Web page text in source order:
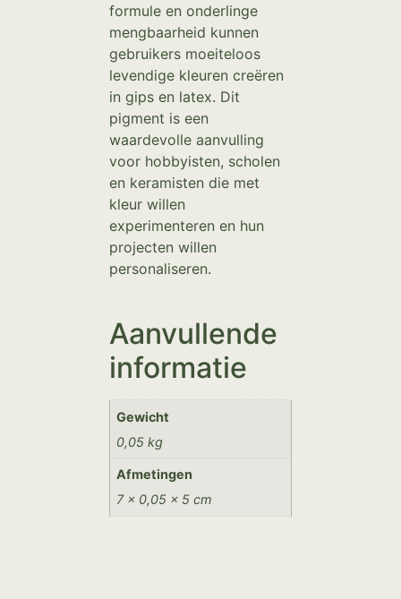
formule en onderlinge
mengbaarheid kunnen
gebruikers moeiteloos
levendige kleuren creëren
in gips en latex. Dit
pigment is een
waardevolle aanvulling
voor hobbyisten, scholen
en keramisten die met
kleur willen
experimenteren en hun
projecten willen
personaliseren.
Aanvullende
informatie
Gewicht
0,05 kg
Afmetingen
7 × 0,05 × 5 cm